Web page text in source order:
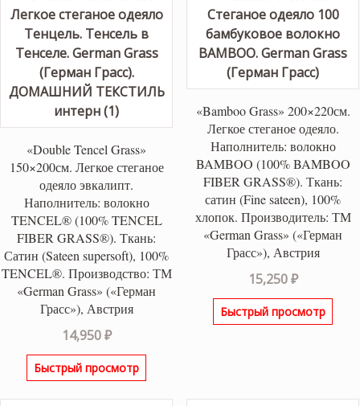
«Double Tencel Grass»
150×200см. Легкое стеганое
одеяло эвкалипт.
Наполнитель: волокно
TENCEL® (100% TENCEL
FIBER GRASS®). Ткань:
Сатин (Sateen supersoft), 100%
TENCEL®. Производство: ТМ
«German Grass» («Герман
Грасс»), Австрия
14,950₽
Быстрый просмотр
«Bamboo Grass» 200×220см.
Легкое стеганое одеяло.
Наполнитель: волокно
BAMBOO (100% BAMBOO
FIBER GRASS®). Ткань:
сатин (Fine sateen), 100%
хлопок. Производитель: ТМ
«German Grass» («Герман
Грасс»), Австрия
15,250₽
Быстрый просмотр